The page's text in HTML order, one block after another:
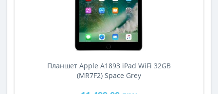
Планшет Apple A1893 iPad WiFi 32GB
(MR7F2) Space Grey